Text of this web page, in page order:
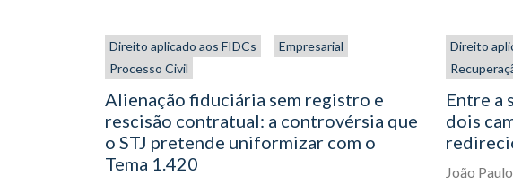
Direito aplicado aos FIDCs
Empresarial
Processo Civil
Alienação fiduciária sem registro e
rescisão contratual: a controvérsia que
o STJ pretende uniformizar com o
Tema 1.420
Direito
Entre a
dois
João